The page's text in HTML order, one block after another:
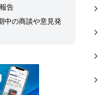
告
中の商談や意見発